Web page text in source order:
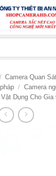
/ Camera Quan
/ Camera
Dụng Cho